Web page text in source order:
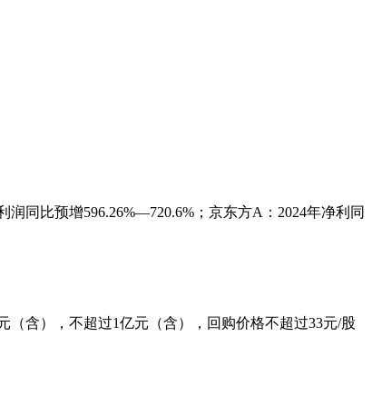
同比预增596.26%—720.6%；京东方A：2024年净利同
（含），不超过1亿元（含），回购价格不超过33元/股